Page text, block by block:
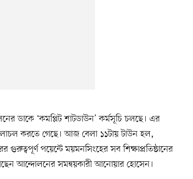
ডাকে ‘কমপ্লিট শাটডাউন’ কর্মসূচি চলছে। এর
করতে গেছে। আজ বেলা ১১টায় টাউন হল,
পয়েন্টে ময়মনসিংহের সব শিক্ষাপ্রতিষ্ঠানের
আন্দোলনের সমন্বয়কারী আনোয়ার হোসেন।